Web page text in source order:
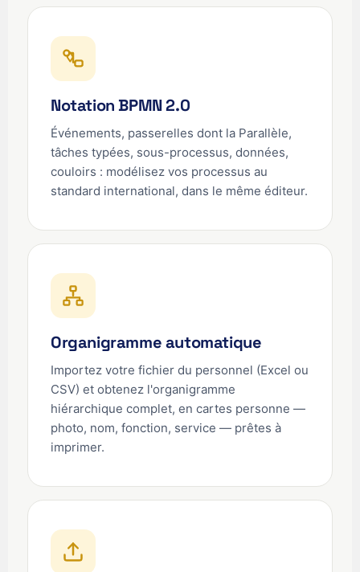
Notation BPMN 2.0
Événements, passerelles dont la Parallèle,
tâches typées, sous-processus, données,
couloirs : modélisez vos processus au
standard international, dans le même éditeur.
Organigramme automatique
Importez votre fichier du personnel (Excel ou
CSV) et obtenez l'organigramme
hiérarchique complet, en cartes personne —
photo, nom, fonction, service — prêtes à
imprimer.